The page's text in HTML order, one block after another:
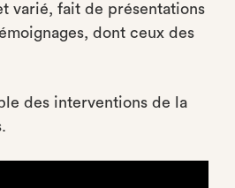
varié, fait de présentations
dont ceux des
des interventions de la